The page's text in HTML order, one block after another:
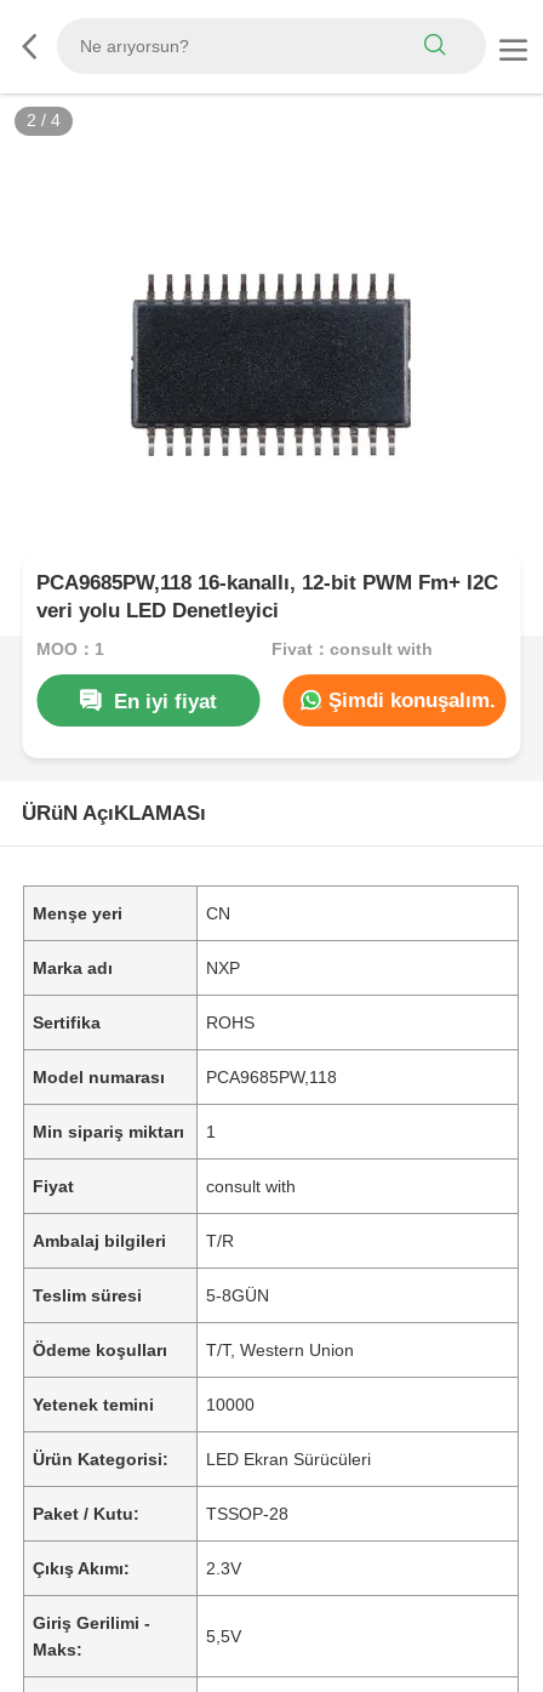
2 / 4
PCA9685PW,118 16-kanallı, 12-bit PWM Fm+ I2C
veri yolu LED Denetleyici
MOQ：1 Fiyat：consult with
En iyi fiyat Şimdi konuşalım.
ÜRüN AçıKLAMASı
Menşe yeri CN
Marka adı NXP
Sertifika ROHS
Model numarası PCA9685PW,118
Min sipariş miktarı 1
Fiyat consult with
Ambalaj bilgileri T/R
Teslim süresi 5-8GÜN
Ödeme koşulları T/T, Western Union
Yetenek temini 10000
Ürün Kategorisi: LED Ekran Sürücüleri
Paket / Kutu: TSSOP-28
Çıkış Akımı: 2.3V
Giriş Gerilimi -
Maks:
5,5V